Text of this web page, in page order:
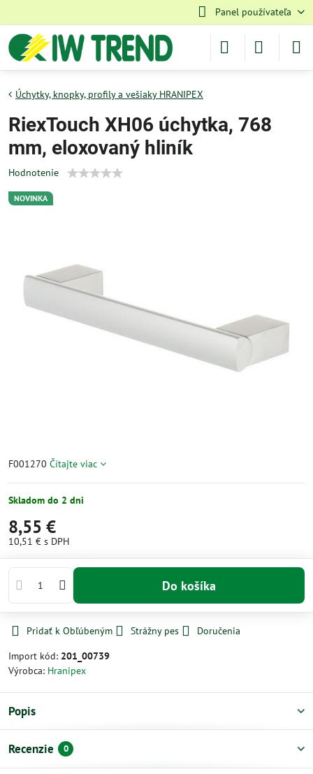
Panel používateľa
NOVINKA
Úchytky, knopky, profily a vešiaky HRANIPEX
RiexTouch XH06 úchytka, 768
mm, eloxovaný hliník
Hodnotenie
F001270 Čítajte viac
Skladom do 2 dni
8,55 €
10,51 € s DPH
Do košíka
Pridať k Obľúbeným Strážny pes
Doručenia
Import kód: 201_00739
Výrobca: Hranipex
Popis
Recenzie 0